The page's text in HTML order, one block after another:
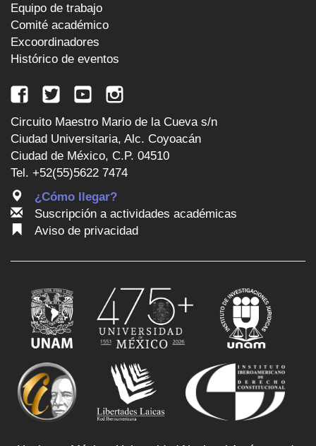
Equipo de trabajo
Comité académico
Excoordinadores
Histórico de eventos
Circuito Maestro Mario de la Cueva s/n
Ciudad Universitaria, Alc. Coyoacán
Ciudad de México, C.P. 04510
Tel. +52(55)5622 7474
¿Cómo llegar?
Suscripción a actividades académicas
Aviso de privacidad